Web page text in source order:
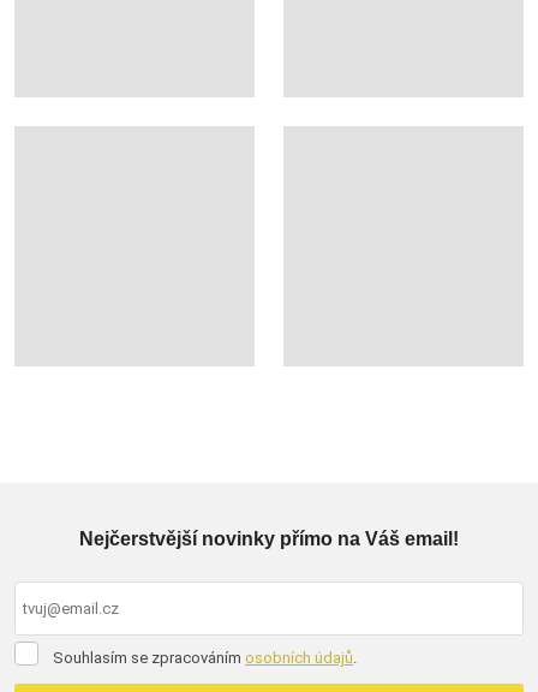
Nejčerstvější novinky přímo na Váš email!
Souhlasím
Souhlasím se zpracováním osobních údajů.